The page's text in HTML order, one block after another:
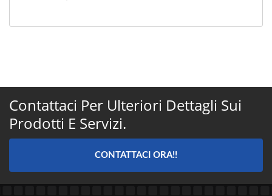
Contattaci Per Ulteriori Dettagli Sui
Prodotti E Servizi.
CONTATTACI ORA!!